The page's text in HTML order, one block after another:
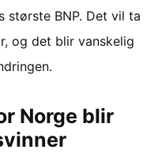
største BNP. Det vil ta
og det blir vanskelig
Norge blir